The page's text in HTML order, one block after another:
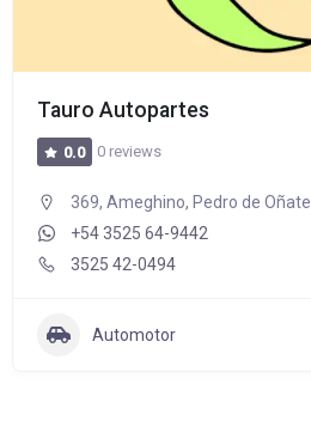
Tauro Autopartes
0.0 0 reviews
369, Ameghino, Pedro de Oñate
+54 3525 64-9442
3525 42-0494
Automotor